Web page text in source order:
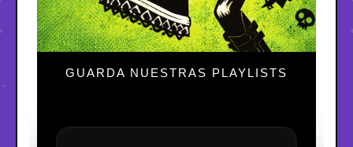
GUARDA NUESTRAS PLAYLISTS